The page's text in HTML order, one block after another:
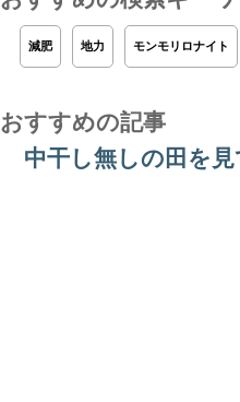
減肥 地力 モンモリロナイト
おすすめの記事
中干し無しの田を